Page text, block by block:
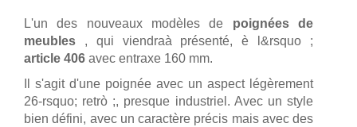
L'un des nouveaux modèles de poignées de
meubles , qui viendraà présenté, è l&rsquo ;
article 406 avec entraxe 160 mm.
Il s'agit d'une poignée avec un aspect légèrement
26-rsquo; retrò ;, presque industriel. Avec un style
bien défini, avec un caractère précis mais avec des